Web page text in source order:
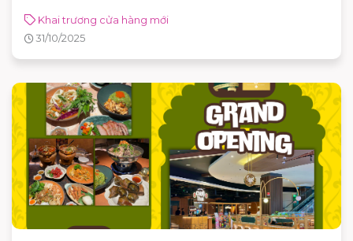
Khai trương cửa hàng mới
31/10/2025